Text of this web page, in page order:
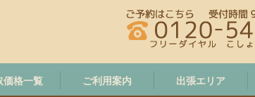
価格一覧 ご利用案内 出張エリア